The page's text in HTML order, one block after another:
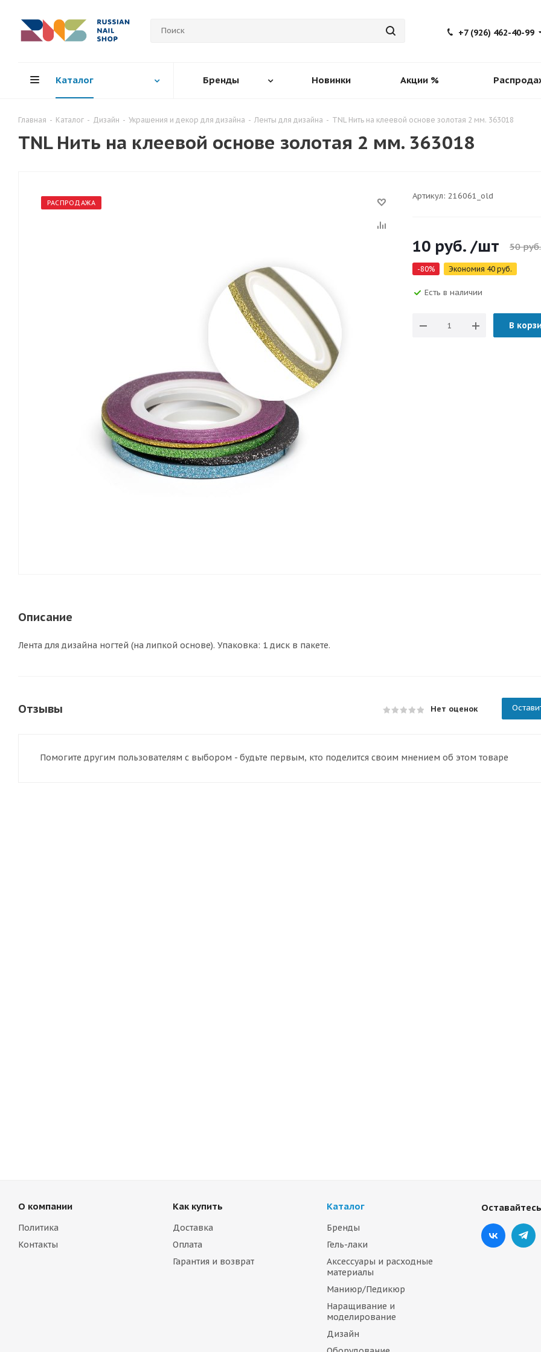
+7 (926) 462-40-99
Каталог Бренды Новинки Акции %
Главная - Каталог - Дизайн - Украшения и декор для дизайна - Ленты для дизайна - TNL Нить на клеевой основе золотая 2 мм. 363018
TNL Нить на клеевой основе золотая 2 мм. 363018
РАСПРОДАЖА
Артикул: 216061_old
10 руб. /шт 50руб.
-80% Экономия 40 руб.
Есть в наличии
В
Описание
Лента для дизайна ногтей (на липкой основе). Упаковка: 1 диск в пакете.
Отзывы Нет оценок
Помогите другим пользователям с выбором - будьте первым, кто поделится своим мнением об этом товаре
О компании
Политика
Контакты
Как купить
Доставка
Оплата
Гарантия и возврат
Каталог
Бренды
Гель-лаки
Аксессуары и расходные
материалы
Маниюр/Педикюр
Наращивание и
моделирование
Дизайн